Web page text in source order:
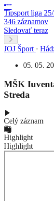
Tipsport liga
346 záznamov
Sledovať teraz
JOJ Šport ·
05. 05.
MŠK
Streda
Celý záznam
Highlight
Highlight